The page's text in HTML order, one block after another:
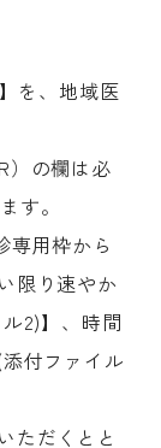
を、地域医
）の欄は必
す。
専用枠から
限り速やか
2)】、時間
付ファイル
ただくとと